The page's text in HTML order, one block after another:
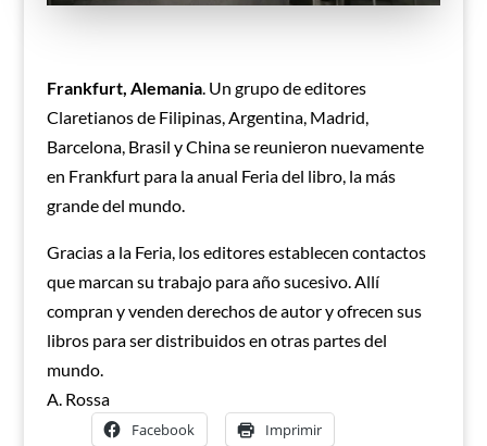
Frankfurt, Alemania. Un grupo de editores
Claretianos de Filipinas, Argentina, Madrid,
Barcelona, Brasil y China se reunieron nuevamente
en Frankfurt para la anual Feria del libro, la más
grande del mundo.
Gracias a la Feria, los editores establecen contactos
que marcan su trabajo para año sucesivo. Allí
compran y venden derechos de autor y ofrecen sus
libros para ser distribuidos en otras partes del
mundo.
A. Rossa
Facebook Imprimir